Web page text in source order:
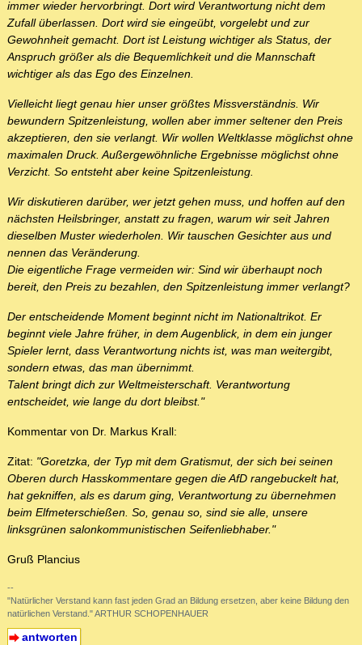
immer wieder hervorbringt. Dort wird Verantwortung nicht dem
Zufall überlassen. Dort wird sie eingeübt, vorgelebt und zur
Gewohnheit gemacht. Dort ist Leistung wichtiger als Status, der
Anspruch größer als die Bequemlichkeit und die Mannschaft
wichtiger als das Ego des Einzelnen.
Vielleicht liegt genau hier unser größtes Missverständnis. Wir
bewundern Spitzenleistung, wollen aber immer seltener den Preis
akzeptieren, den sie verlangt. Wir wollen Weltklasse möglichst ohne
maximalen Druck. Außergewöhnliche Ergebnisse möglichst ohne
Verzicht. So entsteht aber keine Spitzenleistung.
Wir diskutieren darüber, wer jetzt gehen muss, und hoffen auf den
nächsten Heilsbringer, anstatt zu fragen, warum wir seit Jahren
dieselben Muster wiederholen. Wir tauschen Gesichter aus und
nennen das Veränderung.
Die eigentliche Frage vermeiden wir: Sind wir überhaupt noch
bereit, den Preis zu bezahlen, den Spitzenleistung immer verlangt?
Der entscheidende Moment beginnt nicht im Nationaltrikot. Er
beginnt viele Jahre früher, in dem Augenblick, in dem ein junger
Spieler lernt, dass Verantwortung nichts ist, was man weitergibt,
sondern etwas, das man übernimmt.
Talent bringt dich zur Weltmeisterschaft. Verantwortung
entscheidet, wie lange du dort bleibst."
Kommentar von Dr. Markus Krall:
Zitat: "Goretzka, der Typ mit dem Gratismut, der sich bei seinen
Oberen durch Hasskommentare gegen die AfD rangebuckelt hat,
hat gekniffen, als es darum ging, Verantwortung zu übernehmen
beim Elfmeterschießen. So, genau so, sind sie alle, unsere
linksgrünen salonkommunistischen Seifenliebhaber."
Gruß Plancius
--
"Natürlicher Verstand kann fast jeden Grad an Bildung ersetzen, aber keine Bildung den
natürlichen Verstand." ARTHUR SCHOPENHAUER
antworten